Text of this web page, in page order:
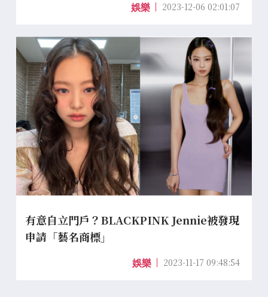
娛樂 2023-12-06 02:01:07
有意自立門戶？BLACKPINK Jennie被發現
申請「藝名商標」
娛樂 2023-11-17 09:48:54